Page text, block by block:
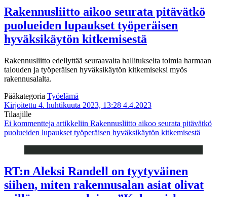
Rakennusliitto aikoo seurata pitävätkö
puolueiden lupaukset työperäisen
hyväksikäytön kitkemisestä
Rakennusliitto edellyttää seuraavalta hallitukselta toimia harmaan
talouden ja työperäisen hyväksikäytön kitkemiseksi myös
rakennusalalta.
Pääkategoria Työelämä
Kirjoitettu 4. huhtikuuta 2023, 13:28 4.4.2023
Tilaajille
Ei kommentteja artikkeliin Rakennusliitto aikoo seurata pitävätkö
puolueiden lupaukset työperäisen hyväksikäytön kitkemisestä
RT:n Aleksi Randell on tyytyväinen
siihen, miten rakennusalan asiat olivat